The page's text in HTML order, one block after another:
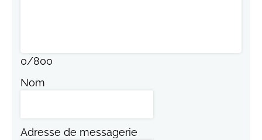
0/800
Nom
Adresse de messagerie